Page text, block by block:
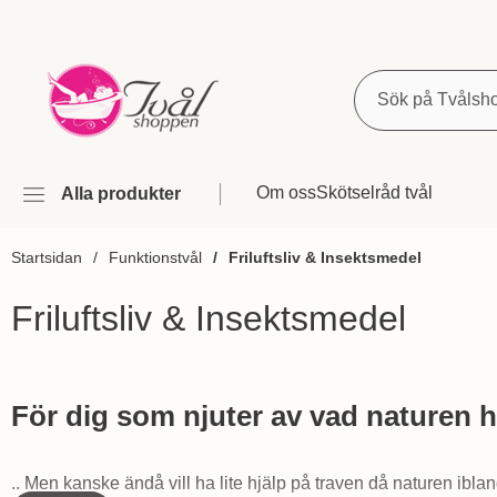
Sök
Alla produkter Om ossSkötselråd tvål
Startsidan Funktionstvål Friluftsliv & Insektsmedel
Friluftsliv & Insektsmedel
till
produkter
För dig som njuter av vad naturen
.. Men kanske ändå vill ha lite hjälp på traven då naturen